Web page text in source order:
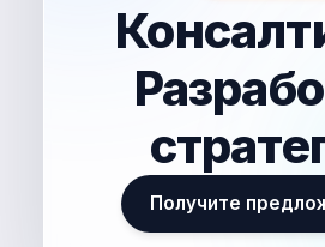
Получите